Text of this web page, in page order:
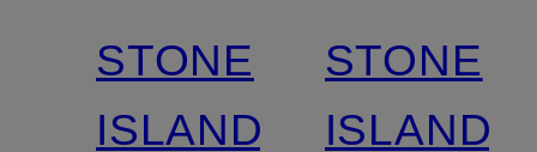
STONE
ISLAND
STONE
ISLAND